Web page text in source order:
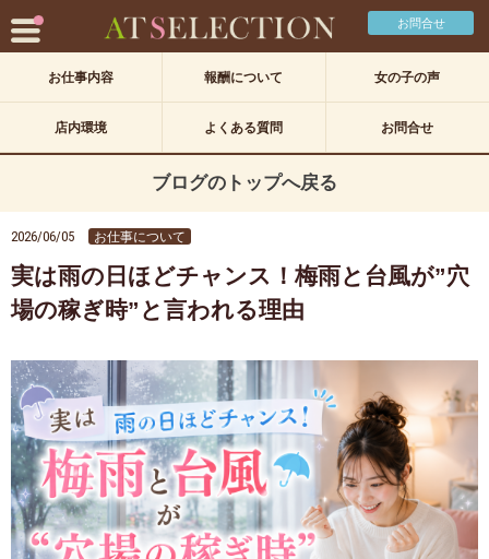
お問合せ
お仕事内容 報酬について 女の子の声
店内環境 よくある質問 お問合せ
ブログのトップへ戻る
2026/06/05 お仕事について
実は雨の日ほどチャンス！梅雨と台風が”穴
場の稼ぎ時”と言われる理由